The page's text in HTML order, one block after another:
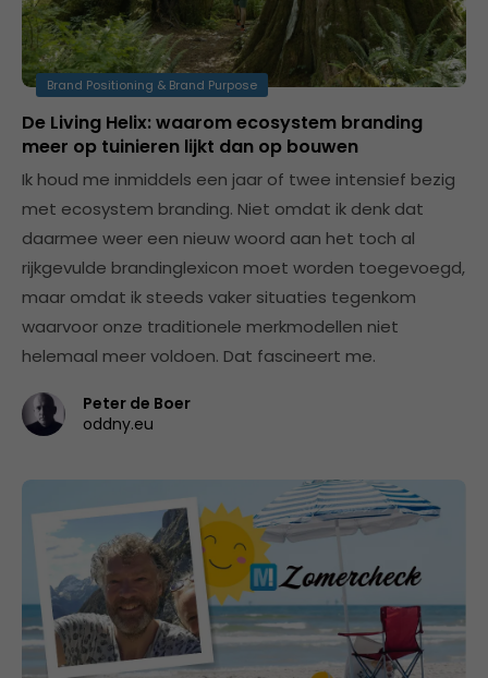
Brand Positioning & Brand Purpose
De Living Helix: waarom ecosystem branding
meer op tuinieren lijkt dan op bouwen
Ik houd me inmiddels een jaar of twee intensief bezig
met ecosystem branding. Niet omdat ik denk dat
daarmee weer een nieuw woord aan het toch al
rijkgevulde brandinglexicon moet worden toegevoegd,
maar omdat ik steeds vaker situaties tegenkom
waarvoor onze traditionele merkmodellen niet
helemaal meer voldoen. Dat fascineert me.
Peter de Boer
oddny.eu